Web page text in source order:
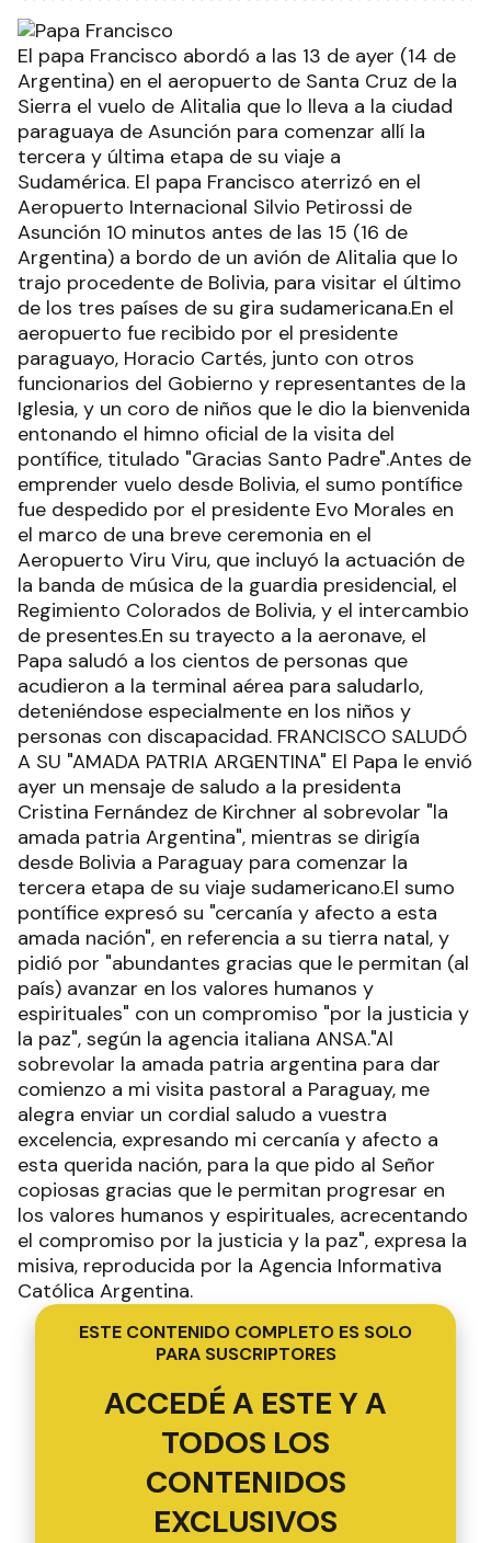
El papa Francisco abordó a las 13 de ayer (14 de
Argentina) en el aeropuerto de Santa Cruz de la
Sierra el vuelo de Alitalia que lo lleva a la ciudad
paraguaya de Asunción para comenzar allí la
tercera y última etapa de su viaje a
Sudamérica. El papa Francisco aterrizó en el
Aeropuerto Internacional Silvio Petirossi de
Asunción 10 minutos antes de las 15 (16 de
Argentina) a bordo de un avión de Alitalia que lo
trajo procedente de Bolivia, para visitar el último
de los tres países de su gira sudamericana.En el
aeropuerto fue recibido por el presidente
paraguayo, Horacio Cartés, junto con otros
funcionarios del Gobierno y representantes de la
Iglesia, y un coro de niños que le dio la bienvenida
entonando el himno oficial de la visita del
pontífice, titulado "Gracias Santo Padre".Antes de
emprender vuelo desde Bolivia, el sumo pontífice
fue despedido por el presidente Evo Morales en
el marco de una breve ceremonia en el
Aeropuerto Viru Viru, que incluyó la actuación de
la banda de música de la guardia presidencial, el
Regimiento Colorados de Bolivia, y el intercambio
de presentes.En su trayecto a la aeronave, el
Papa saludó a los cientos de personas que
acudieron a la terminal aérea para saludarlo,
deteniéndose especialmente en los niños y
personas con discapacidad. FRANCISCO SALUDÓ
A SU "AMADA PATRIA ARGENTINA" El Papa le envió
ayer un mensaje de saludo a la presidenta
Cristina Fernández de Kirchner al sobrevolar "la
amada patria Argentina", mientras se dirigía
desde Bolivia a Paraguay para comenzar la
tercera etapa de su viaje sudamericano.El sumo
pontífice expresó su "cercanía y afecto a esta
amada nación", en referencia a su tierra natal, y
pidió por "abundantes gracias que le permitan (al
país) avanzar en los valores humanos y
espirituales" con un compromiso "por la justicia y
la paz", según la agencia italiana ANSA."Al
sobrevolar la amada patria argentina para dar
comienzo a mi visita pastoral a Paraguay, me
alegra enviar un cordial saludo a vuestra
excelencia, expresando mi cercanía y afecto a
esta querida nación, para la que pido al Señor
copiosas gracias que le permitan progresar en
los valores humanos y espirituales, acrecentando
el compromiso por la justicia y la paz", expresa la
misiva, reproducida por la Agencia Informativa
Católica Argentina.
ESTE CONTENIDO COMPLETO ES SOLO
PARA SUSCRIPTORES
ACCEDÉ A ESTE Y A
TODOS LOS
CONTENIDOS
EXCLUSIVOS